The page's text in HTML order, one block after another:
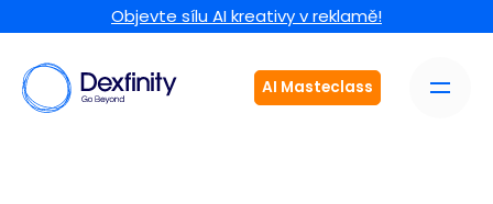
Objevte sílu AI kreativy v reklamě!
AI Masteclass